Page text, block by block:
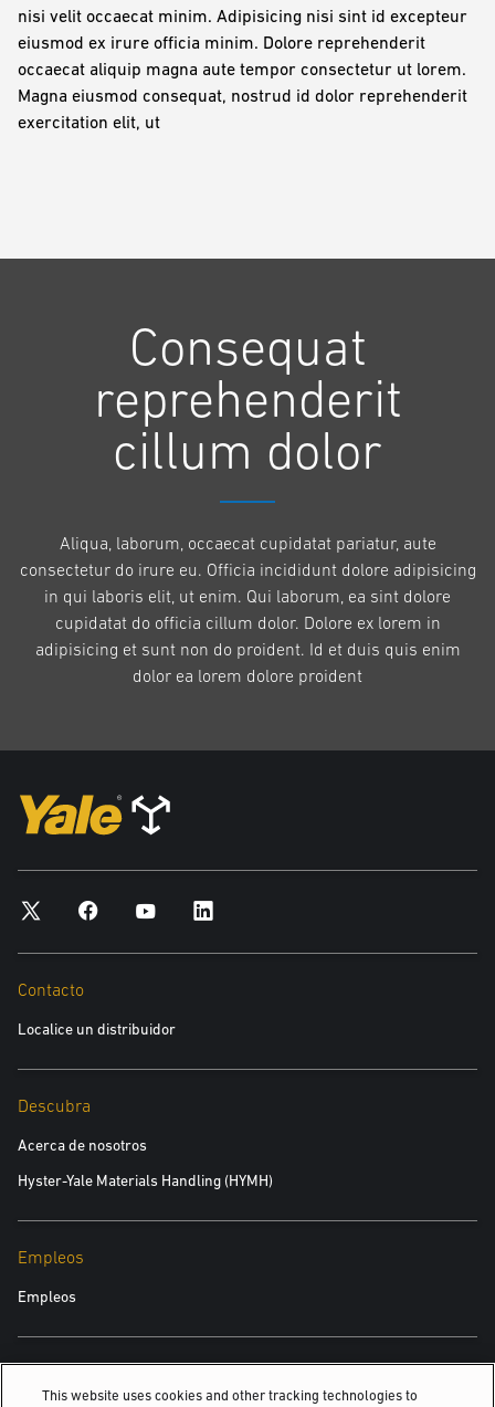
nisi velit occaecat minim. Adipisicing nisi sint id excepteur
eiusmod ex irure officia minim. Dolore reprehenderit
occaecat aliquip magna aute tempor consectetur ut lorem.
Magna eiusmod consequat, nostrud id dolor reprehenderit
exercitation elit, ut
Consequat
reprehenderit
cillum dolor
Aliqua, laborum, occaecat cupidatat pariatur, aute
consectetur do irure eu. Officia incididunt dolore adipisicing
in qui laboris elit, ut enim. Qui laborum, ea sint dolore
cupidatat do officia cillum dolor. Dolore ex lorem in
adipisicing et sunt non do proident. Id et duis quis enim
dolor ea lorem dolore proident
Contacto
Localice un distribuidor
Descubra
Acerca de nosotros
Hyster-Yale Materials Handling (HYMH)
Empleos
Empleos
This website uses cookies and other tracking technologies to